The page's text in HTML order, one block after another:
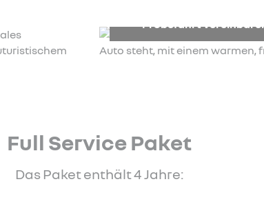
Probefahrt
Full Service Paket
Das Paket enthält 4 Jahre: